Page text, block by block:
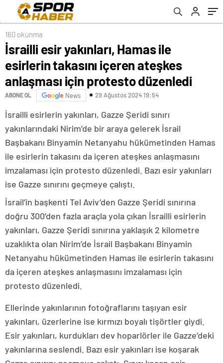
protesto düzenledi
160 okunma
İsrailli esir yakınları, Hamas ile
esirlerin takasını içeren ateşkes
anlaşması için protesto düzenledi
ABONE OL News 29 Ağustos 2024 19:54
İsrailli esirlerin yakınları, Gazze Şeridi sınırı
yakınlarındaki Nirim’de bir araya gelerek İsrail
Başbakanı Binyamin Netanyahu hükümetinden Hamas
ile esirlerin takasını da içeren ateşkes anlaşmasını
imzalaması için protesto düzenledi. Bazı esir yakınları
ise Gazze sınırını geçmeye çalıştı.
İsrail’in başkenti Tel Aviv’den Gazze Şeridi sınırına
doğru 300’den fazla araçla yola çıkan İsrailli esirlerin
yakınları, Gazze Şeridi sınırına yaklaşık 2 kilometre
uzaklıkta olan Nirim’de İsrail Başbakanı Binyamin
Netanyahu hükümetinden Hamas ile esirlerin takasını
da içeren ateşkes anlaşmasını imzalaması için
protesto düzenledi.
Ellerinde yakınlarının fotoğraflarını taşıyan esir
yakınları, üzerlerine ise kırmızı boyalı tişörtler giydi.
Esir yakınları, kurdukları dev hoparlörler ile Gazze’deki
yakınlarına seslendi. Bazı esir yakınları ise koşarak